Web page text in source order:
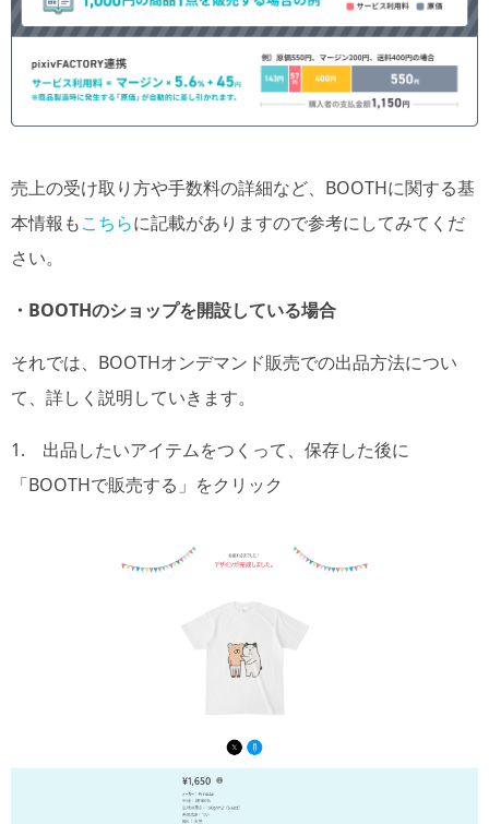
売上の受け取り方や手数料の詳細など、BOOTHに関する基
本情報もこちらに記載がありますので参考にしてみてくだ
さい。
・BOOTHのショップを開設している場合
それでは、BOOTHオンデマンド販売での出品方法につい
て、詳しく説明していきます。
1. 出品したいアイテムをつくって、保存した後に
「BOOTHで販売する」をクリック